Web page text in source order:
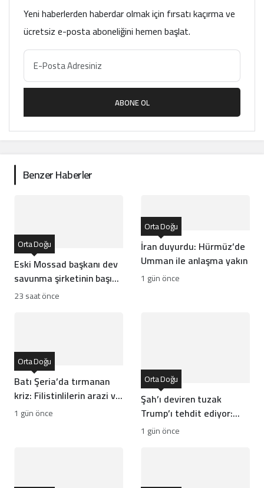
Yeni haberlerden haberdar olmak için fırsatı kaçırma ve
ücretsiz e-posta aboneliğini hemen başlat.
ABONE OL
Benzer Haberler
Eski Mossad başkanı dev
savunma şirketinin başına
geçti
Orta Doğu
23 saat önce
İran duyurdu: Hürmüz’de
Umman ile anlaşma yakın
Orta Doğu
1 gün önce
Batı Şeria’da tırmanan
kriz: Filistinlilerin arazi ve
mülklerine baskı artıyor
Orta Doğu
1 gün önce
Şah’ı deviren tuzak
Trump’ı tehdit ediyor:
Batı İran rejiminin
direncini neden yanlış
Orta Doğu
1 gün önce